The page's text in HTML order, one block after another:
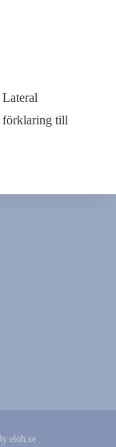
förklaring till
eloh.se